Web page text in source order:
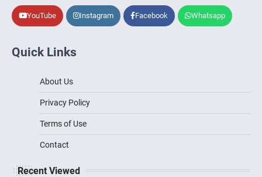
YouTube Instagram Facebook Whatsapp
Quick Links
About Us
Privacy Policy
Terms of Use
Contact
Recent Viewed